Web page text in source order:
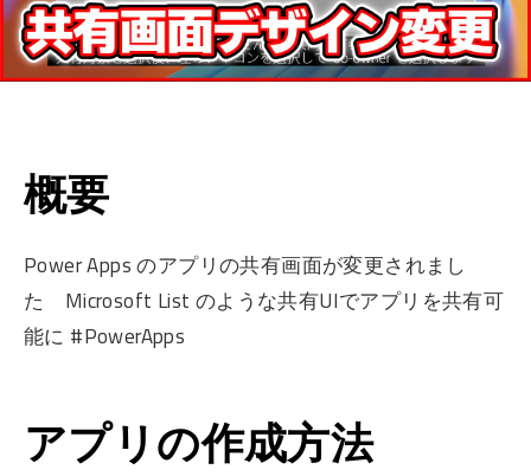
概要
Power Apps のアプリの共有画面が変更されまし
た Microsoft List のような共有UIでアプリを共有可
能に #PowerApps
アプリの作成方法